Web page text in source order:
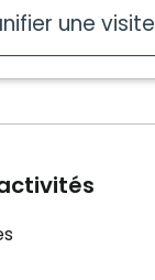
une visite